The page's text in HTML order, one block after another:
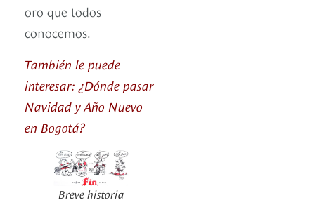
oro que todos
conocemos.
También le puede
interesar: ¿Dónde pasar
Navidad y Año Nuevo
en Bogotá?
Breve historia